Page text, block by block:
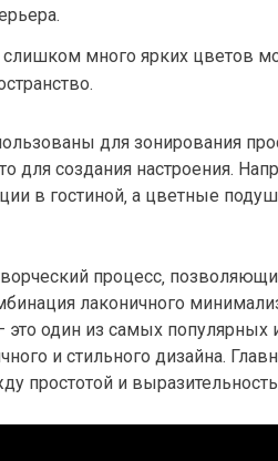
слишком много ярких цветов
для зонирования
для создания настроения.
в гостиной‚ а цветные
процесс‚
лаконичного
это один из самых
и стильного дизайна.
простотой и